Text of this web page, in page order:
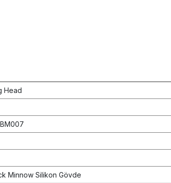
Head
Minnow Silikon Gövde